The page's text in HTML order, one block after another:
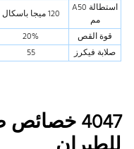
استطالة A50
مم
120 ميجا باسكال
قوة القص
20%
صلابة فيكرز
55
4047